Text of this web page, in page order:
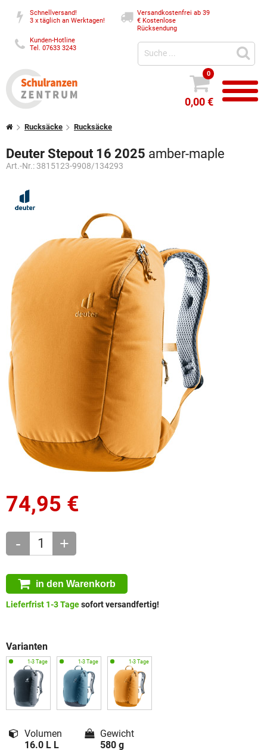
Schnellversand!
3 x täglich an Werktagen!
Versandkostenfrei ab 39
€Kostenlose
Rücksendung
Kunden-Hotline
Tel. 07633 3243
0
0,00 €
Rucksäcke Rucksäcke
Deuter Stepout 16 2025 amber-maple
Art.-Nr.: 3815123-9908/134293
74,95 €
- +
in den Warenkorb
Lieferfrist 1-3 Tagesofort versandfertig!
Varianten
Volumen
16.0 L L
Gewicht
580 g